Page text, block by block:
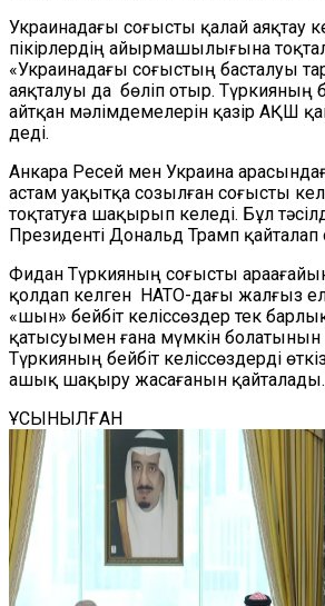
Украинадағы соғысты қалай аяқтау
пікірлердің айырмашылығына
«Украинадағы соғыстың басталуы
аяқталуы да бөліп отыр. Түркияның
айтқан мәлімдемелерін қазір АҚШ
деді.
Анкара Ресей мен Украина
астам уақытқа созылған соғысты
тоқтатуға шақырып келеді. Бұл
Президенті Дональд Трамп қайталап
Фидан Түркияның соғысты
қолдап келген НАТО-дағы жалғыз
«шын» бейбіт келіссөздер тек
қатысуымен ғана мүмкін болатынын
Түркияның бейбіт келіссөздерді
ашық шақыру жасағанын қайталады.
ҰСЫНЫЛҒАН